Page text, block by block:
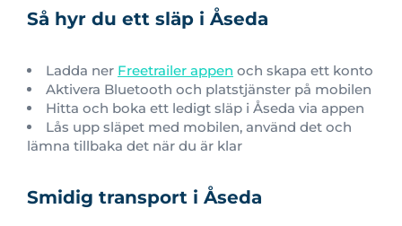
Så hyr du ett släp i Åseda
Ladda ner Freetrailer appen och skapa ett konto
Aktivera Bluetooth och platstjänster på mobilen
Hitta och boka ett ledigt släp i Åseda via appen
Lås upp släpet med mobilen, använd det och
lämna tillbaka det när du är klar
Smidig transport i Åseda